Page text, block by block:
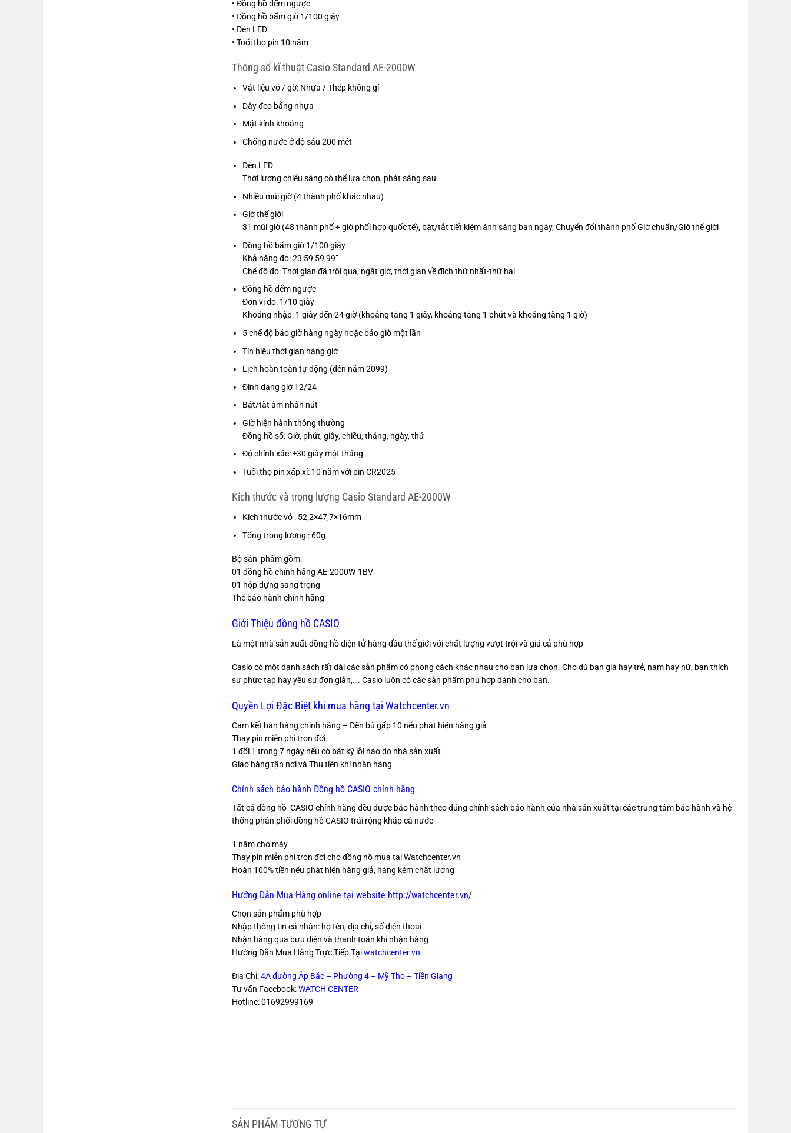
• Đồng hồ đếm ngược
• Đồng hồ bấm giờ 1/100 giây
• Đèn LED
• Tuổi thọ pin 10 năm
Thông số kĩ thuật Casio Standard AE-2000W
Vật liệu vỏ / gờ: Nhựa / Thép không gỉ
Dây đeo bằng nhựa
Mặt kính khoáng
Chống nước ở độ sâu 200 mét
Đèn LED
Thời lượng chiếu sáng có thể lựa chọn, phát sáng sau
Nhiều múi giờ (4 thành phố khác nhau)
Giờ thế giới
31 múi giờ (48 thành phố + giờ phối hợp quốc tế), bật/tắt tiết kiệm ánh sáng ban ngày, Chuyển đổi thành phố Giờ chuẩn/Giờ thế giới
Đồng hồ bấm giờ 1/100 giây
Khả năng đo: 23:59’59,99”
Chế độ đo: Thời gian đã trôi qua, ngắt giờ, thời gian về đích thứ nhất-thứ hai
Đồng hồ đếm ngược
Đơn vị đo: 1/10 giây
Khoảng nhập: 1 giây đến 24 giờ (khoảng tăng 1 giây, khoảng tăng 1 phút và khoảng tăng 1 giờ)
5 chế độ báo giờ hàng ngày hoặc báo giờ một lần
Tín hiệu thời gian hàng giờ
Lịch hoàn toàn tự động (đến năm 2099)
Định dạng giờ 12/24
Bật/tắt âm nhấn nút
Giờ hiện hành thông thường
Đồng hồ số: Giờ, phút, giây, chiều, tháng, ngày, thứ
Độ chính xác: ±30 giây một tháng
Tuổi thọ pin xấp xỉ: 10 năm với pin CR2025
Kích thước và trọng lượng Casio Standard AE-2000W
Kích thước vỏ : 52,2×47,7×16mm
Tổng trọng lượng : 60g
Bộ sản phẩm gồm:
01 đồng hồ chính hãng AE-2000W-1BV
01 hộp đựng sang trọng
Thẻ bảo hành chính hãng
Giới Thiệu đồng hồ CASIO
Là một nhà sản xuất đồng hồ điện tử hàng đầu thế giới với chất lượng vượt trội và giá cả phù hợp
Casio có một danh sách rất dài các sản phẩm có phong cách khác nhau cho bạn lựa chọn. Cho dù bạn già hay trẻ, nam hay nữ, bạn thích
sự phức tạp hay yêu sự đơn giản,…. Casio luôn có các sản phẩm phù hợp dành cho bạn.
Quyền Lợi Đặc Biệt khi mua hàng tại Watchcenter.vn
Cam kết bán hàng chính hãng – Đền bù gấp 10 nếu phát hiện hàng giả
Thay pin miễn phí trọn đời
1 đổi 1 trong 7 ngày nếu có bất kỳ lỗi nào do nhà sản xuất
Giao hàng tận nơi và Thu tiền khi nhận hàng
Chính sách bảo hành Đồng hồ CASIO chính hãng
Tất cả đồng hồ CASIO chính hãng đều được bảo hành theo đúng chính sách bảo hành của nhà sản xuất tại các trung tâm bảo hành và hệ
thống phân phối đồng hồ CASIO trải rộng khắp cả nước
1 năm cho máy
Thay pin miễn phí trọn đời cho đồng hồ mua tại Watchcenter.vn
Hoàn 100% tiền nếu phát hiện hàng giả, hàng kém chất lượng
Hướng Dẫn Mua Hàng online tại website http://watchcenter.vn/
Chọn sản phẩm phù hợp
Nhập thông tin cá nhân: họ tên, địa chỉ, số điện thoại
Nhận hàng qua bưu điện và thanh toán khi nhận hàng
Hướng Dẫn Mua Hàng Trực Tiếp Tạiwatchcenter.vn
Địa Chỉ:4A đường Ấp Bắc – Phường 4 – Mỹ Tho – Tiền Giang
Tư vấn Facebook:WATCH CENTER
Hotline: 01692999169
SẢN PHẨM TƯƠNG TỰ